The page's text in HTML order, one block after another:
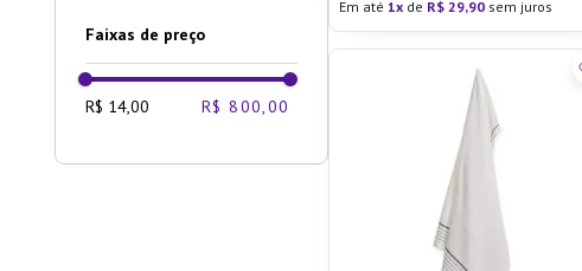
Faixas de preço
R$ 14,00 R$ 800,00
Em até 1 de R$ 29,90sem juros